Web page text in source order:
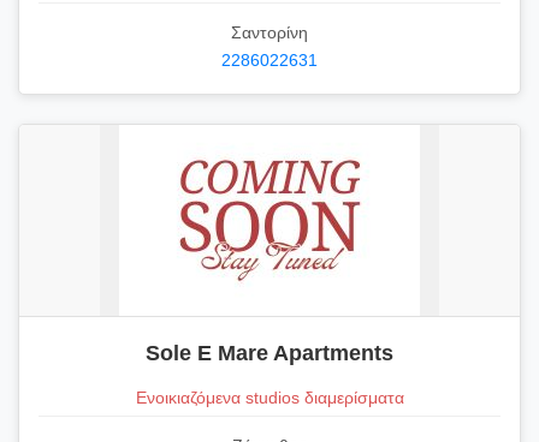
Σαντορίνη
2286022631
Sole E Mare Apartments
Ενοικιαζόμενα studios διαμερίσματα